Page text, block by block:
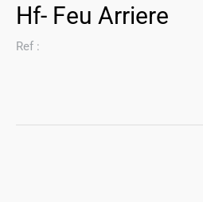
Hf- Feu Arriere
Ref :